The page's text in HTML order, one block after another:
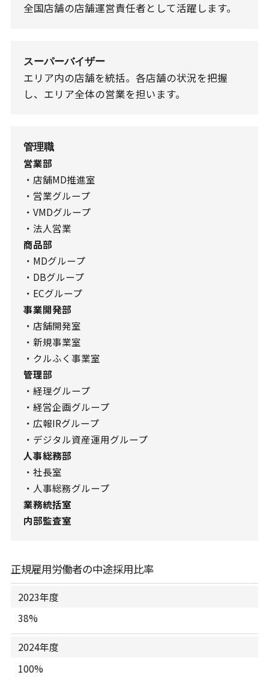
全国店舗の店舗運営責任者として活躍します。
スーパーバイザー
エリア内の店舗を統括。各店舗の状況を把握
し、エリア全体の営業を担います。
管理職
営業部
・店舗MD推進室
・営業グループ
・VMDグループ
・法人営業
商品部
・MDグループ
・DBグループ
・ECグループ
事業開発部
・店舗開発室
・新規事業室
・クルふく事業室
管理部
・経理グループ
・経営企画グループ
・広報IRグループ
・デジタル資産運用グループ
人事総務部
・社長室
・人事総務グループ
業務統括室
内部監査室
正規雇用労働者の中途採用比率
2023年度
38%
2024年度
100%